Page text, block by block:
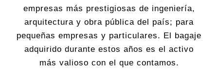
empresas más prestigiosas de ingeniería,
arquitectura y obra pública del país; para
pequeñas empresas y particulares. El bagaje
adquirido durante estos años es el activo
más valioso con el que contamos.